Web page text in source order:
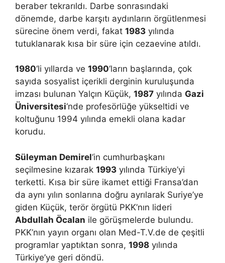
beraber tekrarıldı. Darbe sonrasındaki
dönemde, darbe karşıtı aydınların örgütlenmesi
sürecine önem verdi, fakat 1983 yılında
tutuklanarak kısa bir süre için cezaevine atıldı.
1980‘li yıllarda ve 1990‘ların başlarında, çok
sayıda sosyalist içerikli derginin kuruluşunda
imzası bulunan Yalçın Küçük, 1987 yılında Gazi
Üniversitesi‘nde profesörlüğe yükseltidi ve
koltuğunu 1994 yılında emekli olana kadar
korudu.
Süleyman Demirel‘in cumhurbaşkanı
seçilmesine kızarak 1993 yılında Türkiye’yi
terketti. Kısa bir süre ikamet ettiği Fransa’dan
da aynı yılın sonlarına doğru ayrılarak Suriye’ye
giden Küçük, terör örgütü PKK’nın lideri
Abdullah Öcalan ile görüşmelerde bulundu.
PKK’nın yayın organı olan Med-T.V.de de çeşitli
programlar yaptıktan sonra, 1998 yılında
Türkiye’ye geri döndü.